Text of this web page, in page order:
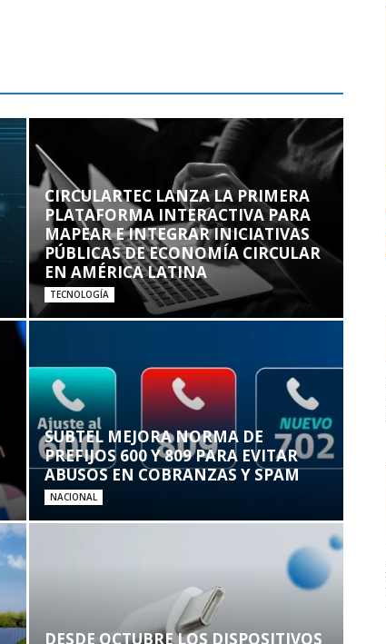
CIRCULARTEC LANZA LA PRIMERA
PLATAFORMA INTERACTIVA PARA
MAPEAR E INTEGRAR INICIATIVAS
PÚBLICAS DE ECONOMÍA CIRCULAR
EN AMÉRICA LATINA
TECNOLOGÍA
SUBTEL MEJORA NORMA DE
PREFIJOS 600 Y 809 PARA EVITAR
ABUSOS EN COBRANZAS Y SPAM
NACIONAL
DESDE OCTUBRE LOS DISPOSITIVOS